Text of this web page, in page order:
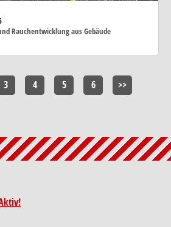
Rauchentwicklung aus Gebäude
3 4 5 6 >>